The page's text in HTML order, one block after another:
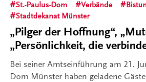
St.-Paulus-Dom
Verbände
Stadtdekanat Münster
„Pilger der Hoffnung“,
„Persönlichkeit, die
Bei seiner Amtseinführung am 21.
Dom Münster haben geladene